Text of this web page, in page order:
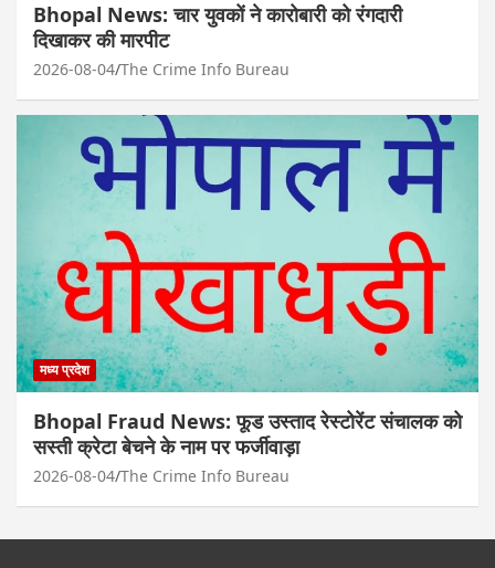
Bhopal News: चार युवकों ने कारोबारी को रंगदारी
दिखाकर की मारपीट
2026-08-04 The Crime Info Bureau
मध्य प्रदेश
Bhopal Fraud News: फूड उस्ताद रेस्टोरेंट संचालक को
सस्ती क्रेटा बेचने के नाम पर फर्जीवाड़ा
2026-08-04 The Crime Info Bureau